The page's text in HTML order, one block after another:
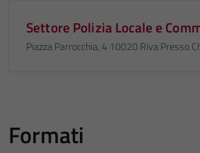
Settore Polizia Locale e
Piazza Parrocchia, 4 10020 Riva Presso
Formati